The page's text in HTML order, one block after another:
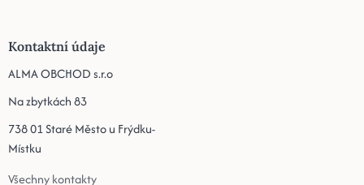
Kontaktní údaje
ALMA OBCHOD s.r.o
Na zbytkách 83
738 01 Staré Město u Frýdku-
Místku
Všechny kontakty